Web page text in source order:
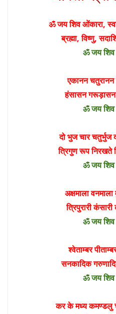
ॐ जय शिव ओंकारा,
ब्रह्मा, विष्णु,
ॐ जय शिव
एकानन चतुरानन
हंसासन
ॐ जय शिव
दो भुज चार
त्रिगुण रूप निरखते
ॐ जय शिव
अक्षमाला वनमाला
त्रिपुरारी
ॐ जय शिव
श्वेताम्बर
सनकादिक
ॐ जय शिव
कर के मध्य कमण्डलु